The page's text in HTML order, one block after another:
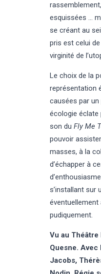
esquissées …
se créant au
pris est celui
virginité de
Le choix de la
représentation
causées par un
écologie éclate
son du Fly Me
pouvoir
masses, à la
d’échapper à
s’installant sur
pudiquement.
Vu au
Quesne. Avec
Jacobs,